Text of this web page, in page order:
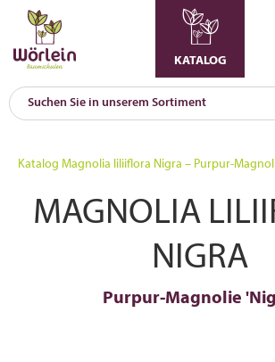
KATALOG
Katalog Magnolia liliiflora Nigra – Purpur-
MAGNOLIA
NIGRA
Purpur-Magnolie